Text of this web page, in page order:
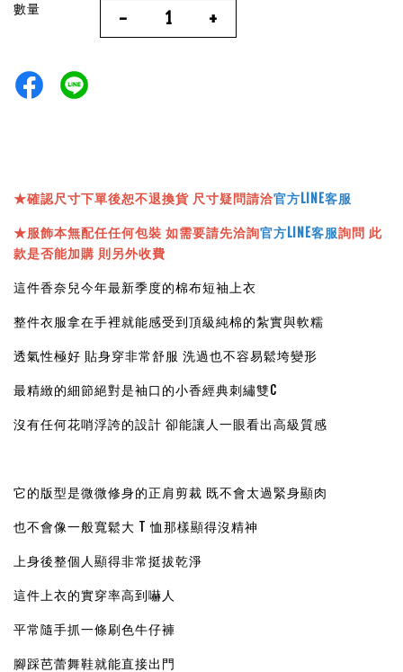
數量 - +
★確認尺寸下單後恕不退換貨 尺寸疑問請洽官方LINE客服
★服飾本無配任任何包裝 如需要請先洽詢官方LINE客服詢問 此
款是否能加購 則另外收費
這件香奈兒今年最新季度的棉布短袖上衣
整件衣服拿在手裡就能感受到頂級純棉的紮實與軟糯
透氣性極好 貼身穿非常舒服 洗過也不容易鬆垮變形
最精緻的細節絕對是袖口的小香經典刺繡雙C
沒有任何花哨浮誇的設計 卻能讓人一眼看出高級質感
它的版型是微微修身的正肩剪裁 既不會太過緊身顯肉
也不會像一般寬鬆大 T 恤那樣顯得沒精神
上身後整個人顯得非常挺拔乾淨
這件上衣的實穿率高到嚇人
平常隨手抓一條刷色牛仔褲
腳踩芭蕾舞鞋就能直接出門